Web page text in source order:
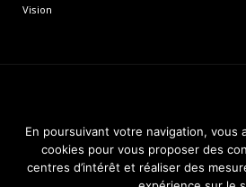
Vision
Club Rodin - FIEEC © 2014-2018.
Design & Maintenance :Web
En poursuivant votre navigation, vous
cookies pour vous proposer des
centres d’intérêt et réaliser des